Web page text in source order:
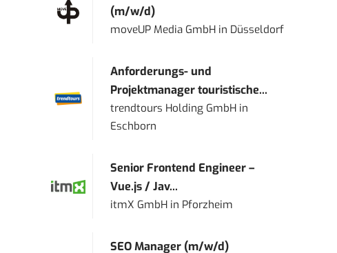
(m/w/d)
moveUP Media GmbH in Düsseldorf
Anforderungs- und
Projektmanager touristische...
trendtours Holding GmbH in
Eschborn
Senior Frontend Engineer –
Vue.js / Jav...
itmX GmbH in Pforzheim
SEO Manager (m/w/d)